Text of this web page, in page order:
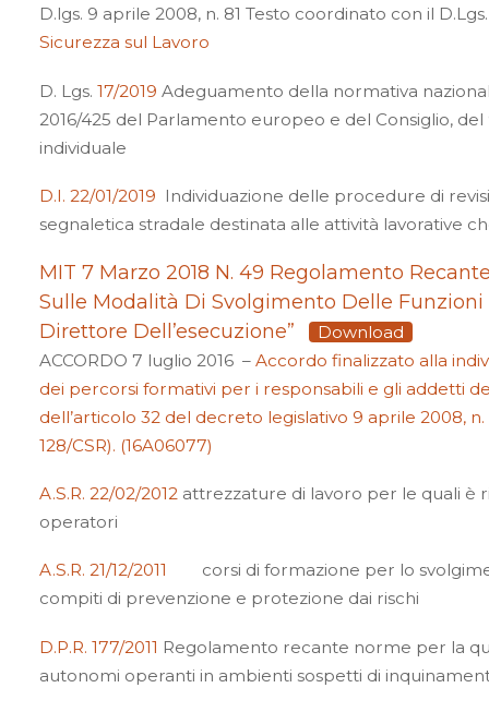
D.lgs. 9 aprile 2008, n. 81 Testo coordinato con il
Sicurezza sul Lavoro
D. Lgs. 17/2019 Adeguamento della normativa
2016/425 del Parlamento europeo e del Consiglio,
individuale
D.I. 22/01/2019 Individuazione delle procedure di
segnaletica stradale destinata alle attività lavorative
MIT 7 Marzo 2018 N. 49 Regolamento
Sulle Modalità Di Svolgimento Delle
Direttore Dell’esecuzione”
Download
ACCORDO 7 luglio 2016 – Accordo finalizzato alla
dei percorsi formativi per i responsabili e gli addetti
dell’articolo 32 del decreto legislativo 9 aprile 2008,
128/CSR). (16A06077)
A.S.R. 22/02/2012 attrezzature di lavoro per le quali è
operatori
A.S.R. 21/12/2011
corsi di formazione per lo
compiti di prevenzione e protezione dai rischi
D.P.R. 177/2011 Regolamento recante norme per la
autonomi operanti in ambienti sospetti di